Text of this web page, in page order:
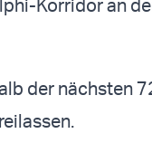
Korridor an
der nächsten